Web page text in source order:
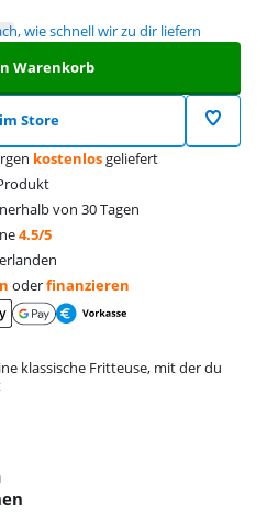
wie schnell wir zu dir liefern
Warenkorb
Store
kostenlosgeliefert
von 30 Tagen
4.5/5
oderfinanzieren
klassische Fritteuse, mit der du